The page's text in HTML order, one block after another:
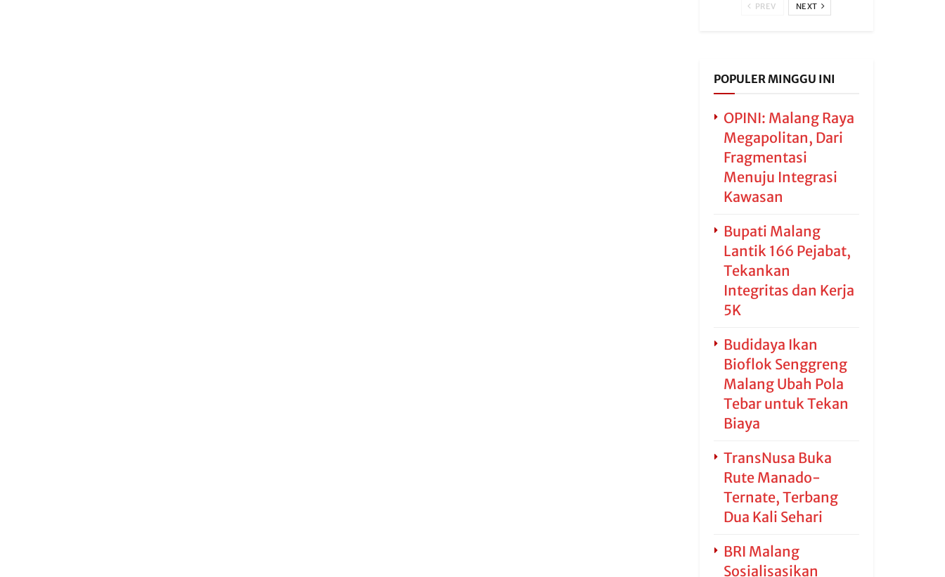
PREV NEXT
POPULER MINGGU INI
OPINI: Malang Raya
Megapolitan, Dari
Fragmentasi
Menuju Integrasi
Kawasan
Bupati Malang
Lantik 166 Pejabat,
Tekankan
Integritas dan Kerja
5K
Budidaya Ikan
Bioflok Senggreng
Malang Ubah Pola
Tebar untuk Tekan
Biaya
TransNusa Buka
Rute Manado-
Ternate, Terbang
Dua Kali Sehari
BRI Malang
Sosialisasikan